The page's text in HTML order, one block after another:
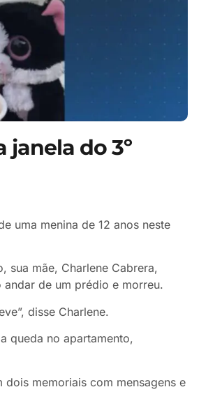
janela do 3º
uma menina de 12 anos neste
sua mãe, Charlene Cabrera,
de um prédio e morreu.
disse Charlene.
queda no apartamento,
memoriais com mensagens e